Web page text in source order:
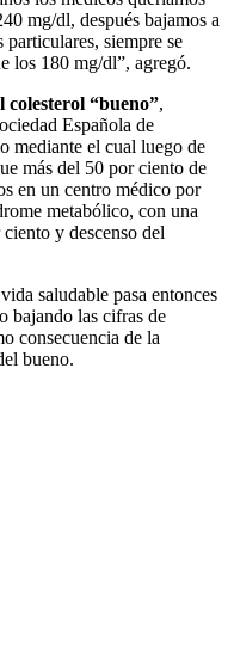
mg/dl, después bajamos a
particulares, siempre se
los 180 mg/dl”, agregó.
colesterol “bueno”,
Española de
mediante el cual luego de
más del 50 por ciento de
en un centro médico por
metabólico, con una
y descenso del
saludable pasa entonces
bajando las cifras de
consecuencia de la
bueno.